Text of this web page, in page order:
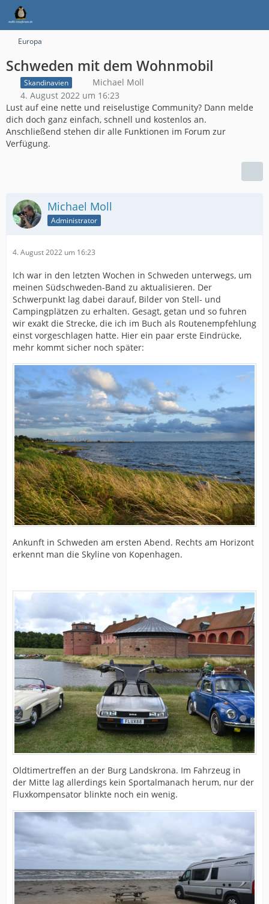
Europa
Schweden mit dem Wohnmobil
Skandinavien
Michael Moll
4. August 2022 um 16:23
Lust auf eine nette und reiselustige Community? Dann melde
dich doch ganz einfach, schnell und kostenlos an.
Anschließend stehen dir alle Funktionen im Forum zur
Verfügung.
Michael Moll
Administrator
4. August 2022 um 16:23
Ich war in den letzten Wochen in Schweden unterwegs, um
meinen Südschweden-Band zu aktualisieren. Der
Schwerpunkt lag dabei darauf, Bilder von Stell- und
Campingplätzen zu erhalten. Gesagt, getan und so fuhren
wir exakt die Strecke, die ich im Buch als Routenempfehlung
einst vorgeschlagen hatte. Hier ein paar erste Eindrücke,
mehr kommt sicher noch später:
Ankunft in Schweden am ersten Abend. Rechts am Horizont
erkennt man die Skyline von Kopenhagen.
Oldtimertreffen an der Burg Landskrona. Im Fahrzeug in
der Mitte lag allerdings kein Sportalmanach herum, nur der
Fluxkompensator blinkte noch ein wenig.